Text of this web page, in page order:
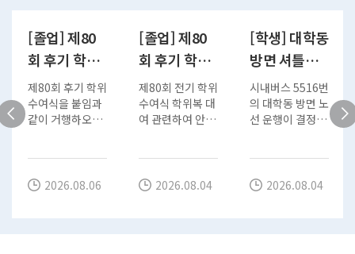
[졸업] 제80
회 후기 학위
수여식 안내
2026.08.06
제80회 후기 학위
수여식을 붙임과
같이 거행하오
28.(금) 10:30 ※
[졸업] 제80
회 후기 학위
수여식 학위
복 대여
2026.08.04
제80회 전기 학위
수여식 학위복 대
여 관련하여 안내
정 안내 …
[학생] 대학동
방면 셔틀버
스 노선 연장
운행 종료 안
내
2026.08.04
시내버스 5516번
의 대학동 방면 노
선 운행이 결정됨
행을 2026. 8. 3.